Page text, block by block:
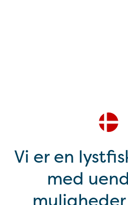
Vi er en
med